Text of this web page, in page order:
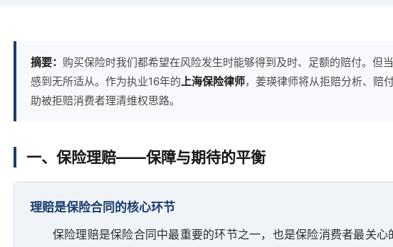
摘要： 购买保险时我们都希望在风险发生时能够得到及时、足额的赔付。但
感到无所适从。作为执业16年的上海保险律师，姜瑛律师将从拒赔分析、赔
助被拒赔消费者理清维权思路。
一、保险理赔——保障与期待的平衡
理赔是保险合同的核心环节
保险理赔是保险合同中最重要的环节之一，也是保险消费者最关心